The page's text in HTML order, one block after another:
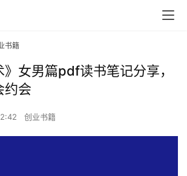
书籍
》女男篇pdf读书笔记分享，
约会
创业书籍